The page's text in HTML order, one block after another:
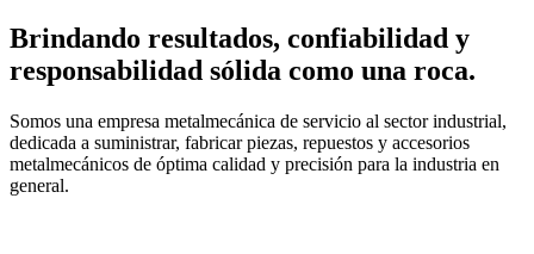
Brindando resultados, confiabilidad y
responsabilidad sólida como una roca.
Somos una empresa metalmecánica de servicio al sector industrial,
dedicada a suministrar, fabricar piezas, repuestos y accesorios
metalmecánicos de óptima calidad y precisión para la industria en
general.